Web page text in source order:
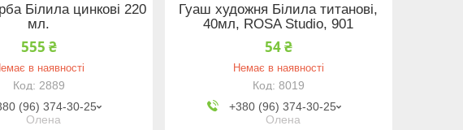
Білила цинкові 220
мл.
555 ₴
в наявності
2889
(96) 374-30-25
Олена
Гуаш художня Білила титанові,
40мл, ROSA Studio, 901
54 ₴
Немає в наявності
8019
+380 (96) 374-30-25
Олена